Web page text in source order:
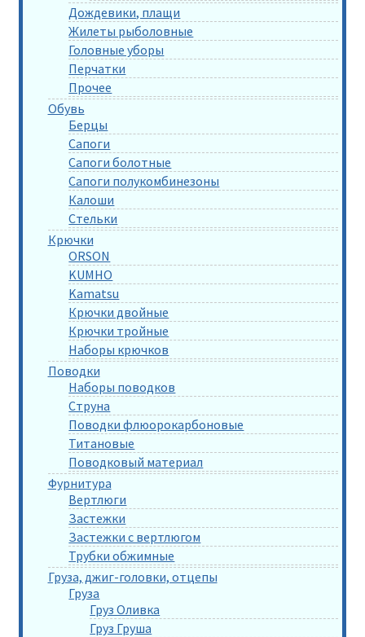
Дождевики, плащи
Жилеты рыболовные
Головные уборы
Перчатки
Прочее
Обувь
Берцы
Сапоги
Сапоги болотные
Сапоги полукомбинезоны
Калоши
Стельки
Крючки
ORSON
KUMHO
Kamatsu
Крючки двойные
Крючки тройные
Наборы крючков
Поводки
Наборы поводков
Струна
Поводки флюорокарбоновые
Титановые
Поводковый материал
Фурнитура
Вертлюги
Застежки
Застежки с вертлюгом
Трубки обжимные
Груза, джиг-головки, отцепы
Груза
Груз Оливка
Груз Груша